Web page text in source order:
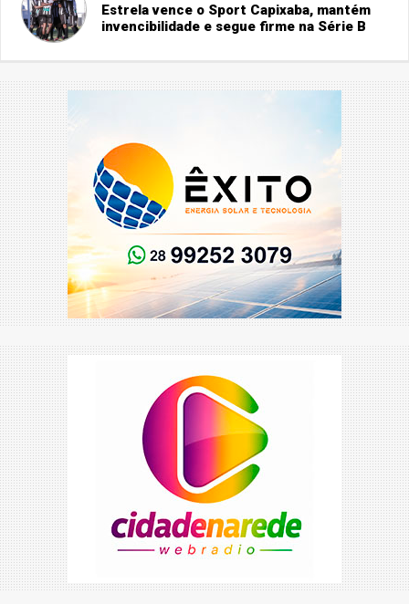
Estrela vence o Sport Capixaba, mantém
invencibilidade e segue firme na Série B